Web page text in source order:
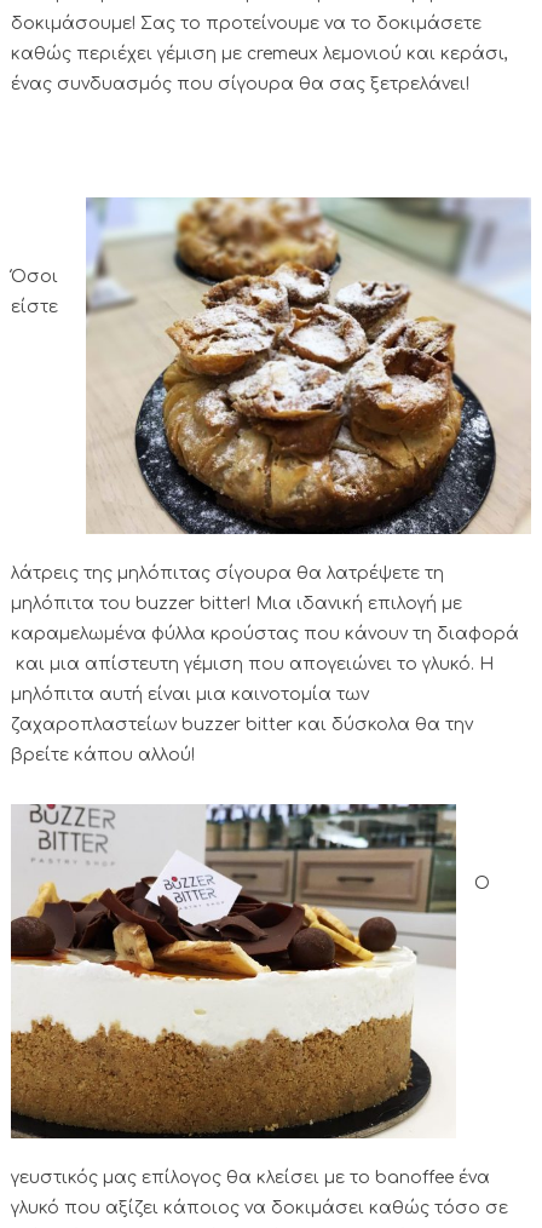
δοκιμάσουμε! Σας το προτείνουμε να το δοκιμάσετε
καθώς περιέχει γέμιση με cremeux λεμονιού και κεράσι,
ένας συνδυασμός που σίγουρα θα σας ξετρελάνει!
Όσοι
είστε
λάτρεις της μηλόπιτας σίγουρα θα λατρέψετε τη
μηλόπιτα του buzzer bitter! Μια ιδανική επιλογή με
καραμελωμένα φύλλα κρούστας που κάνουν τη διαφορά
και μια απίστευτη γέμιση που απογειώνει το γλυκό. Η
μηλόπιτα αυτή είναι μια καινοτομία των
ζαχαροπλαστείων buzzer bitter και δύσκολα θα την
βρείτε κάπου αλλού!
Ο
γευστικός μας επίλογος θα κλείσει με το banoffee ένα
γλυκό που αξίζει κάποιος να δοκιμάσει καθώς τόσο σε